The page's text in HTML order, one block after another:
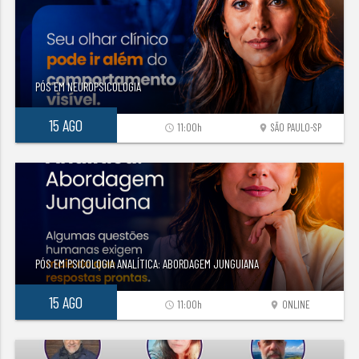
PÓS EM NEUROPSICOLOGIA
15 AGO location_on SÃO PAULO-SP
access_time 11:00h
PÓS EM PSICOLOGIA ANALÍTICA: ABORDAGEM JUNGUIANA
15 AGO location_on ONLINE
access_time 11:00h